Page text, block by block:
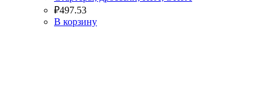
₽497.53
В корзину